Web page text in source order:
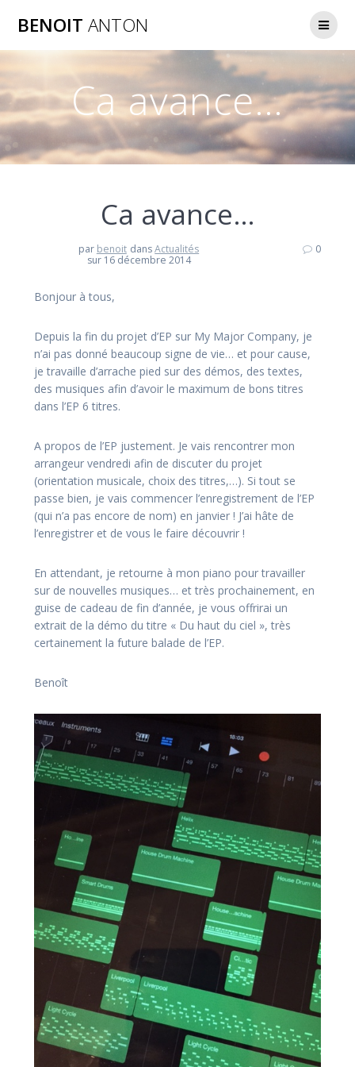
BENOIT ANTON
Ca avance…
Ca avance…
par benoit dansActualités
sur 16 décembre 2014
0
Bonjour à tous,
Depuis la fin du projet d’EP sur My Major Company, je
n’ai pas donné beaucoup signe de vie… et pour cause,
je travaille d’arrache pied sur des démos, des textes,
des musiques afin d’avoir le maximum de bons titres
dans l’EP 6 titres.
A propos de l’EP justement. Je vais rencontrer mon
arrangeur vendredi afin de discuter du projet
(orientation musicale, choix des titres,…). Si tout se
passe bien, je vais commencer l’enregistrement de l’EP
(qui n’a pas encore de nom) en janvier ! J’ai hâte de
l’enregistrer et de vous le faire découvrir !
En attendant, je retourne à mon piano pour travailler
sur de nouvelles musiques… et très prochainement, en
guise de cadeau de fin d’année, je vous offrirai un
extrait de la démo du titre « Du haut du ciel », très
certainement la future balade de l’EP.
Benoît